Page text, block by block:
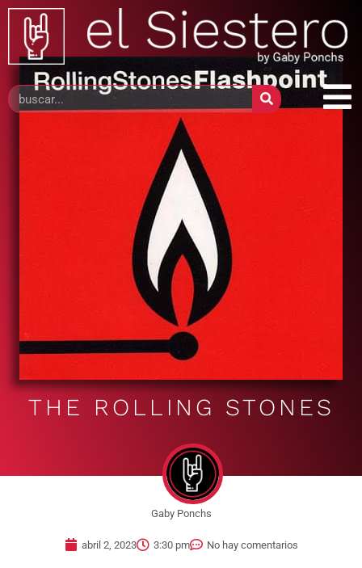
THE ROLLING STONES
Gaby Ponchs
abril 2, 2023 3:30 pm No hay comentarios